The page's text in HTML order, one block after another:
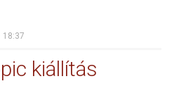
18:37
kiállítás